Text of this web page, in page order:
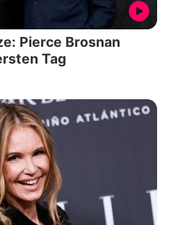
Pierce Brosnan
Tag